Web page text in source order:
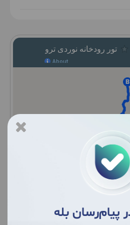
پیام‌رسان بله
را بزرگ کنید